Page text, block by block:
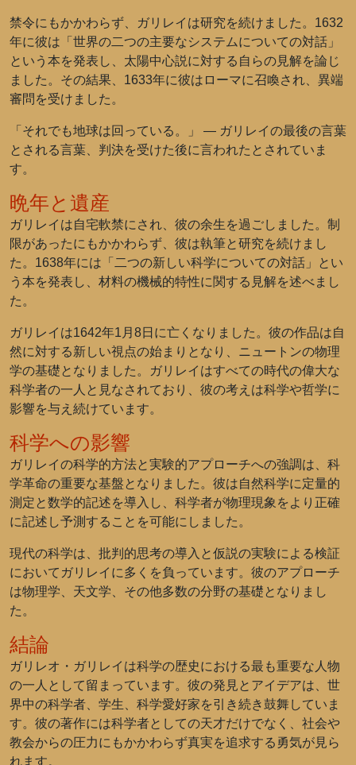
禁令にもかかわらず、ガリレイは研究を続けました。1632
年に彼は「世界の二つの主要なシステムについての対話」
という本を発表し、太陽中心説に対する自らの見解を論じ
ました。その結果、1633年に彼はローマに召喚され、異端
審問を受けました。
「それでも地球は回っている。」 — ガリレイの最後の言葉
とされる言葉、判決を受けた後に言われたとされていま
す。
晩年と遺産
ガリレイは自宅軟禁にされ、彼の余生を過ごしました。制
限があったにもかかわらず、彼は執筆と研究を続けまし
た。1638年には「二つの新しい科学についての対話」とい
う本を発表し、材料の機械的特性に関する見解を述べまし
た。
ガリレイは1642年1月8日に亡くなりました。彼の作品は自
然に対する新しい視点の始まりとなり、ニュートンの物理
学の基礎となりました。ガリレイはすべての時代の偉大な
科学者の一人と見なされており、彼の考えは科学や哲学に
影響を与え続けています。
科学への影響
ガリレイの科学的方法と実験的アプローチへの強調は、科
学革命の重要な基盤となりました。彼は自然科学に定量的
測定と数学的記述を導入し、科学者が物理現象をより正確
に記述し予測することを可能にしました。
現代の科学は、批判的思考の導入と仮説の実験による検証
においてガリレイに多くを負っています。彼のアプローチ
は物理学、天文学、その他多数の分野の基礎となりまし
た。
結論
ガリレオ・ガリレイは科学の歴史における最も重要な人物
の一人として留まっています。彼の発見とアイデアは、世
界中の科学者、学生、科学愛好家を引き続き鼓舞していま
す。彼の著作には科学者としての天才だけでなく、社会や
教会からの圧力にもかかわらず真実を追求する勇気が見ら
れます。